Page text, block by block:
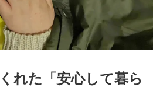
れた「安心して暮ら